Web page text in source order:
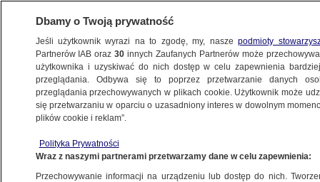
POLSKA
"Lista Wdówika" i rządowa wypożyczalnia
dla osób z niepełnosprawnością
Dbamy o Twoją prywatność
Jeśli użytkownik wyrazi na to zgodę, my, naszepodmioty
Partnerów IAB oraz30 innych Zaufanych Partnerów może
użytkownika i uzyskiwać do nich dostęp w celu zapewnienia
przeglądania. Odbywa się to poprzez przetwarzanie danych
przeglądania przechowywanych w plikach cookie. Użytkownik może
się przetwarzaniu w oparciu o uzasadniony interes w dowolnym
plików cookie i reklam”.
Polityka Prywatności
Wraz z naszymi partnerami przetwarzamy dane w celu zapewnienia:
Przechowywanie informacji na urządzeniu lub dostęp do nich.